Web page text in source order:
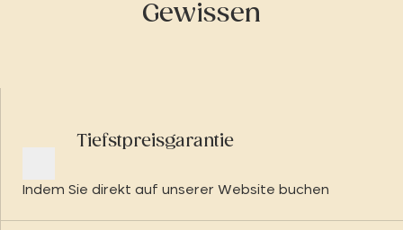
Gewissen
Tiefstpreisgarantie
Indem Sie direkt auf unserer Website buchen